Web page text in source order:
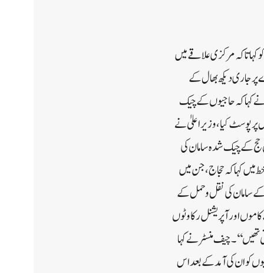
تاکہ مرکزی علاقے میں
پر جاری دیکھ بھال کے
کہا کہ حاجیوں کے چیک
پر پوسٹ کیا، وزیر اعلیٰ نے
کے چیک شدہ سامان کی
میں کہا کہ حجاج ،جن میں
سامان کی نقل و حمل کے
اور آپریشنل رکاوٹوں
تھیں‘‘۔چیف منسٹر نے کہا
کو ان کی آمد کے بعد اس